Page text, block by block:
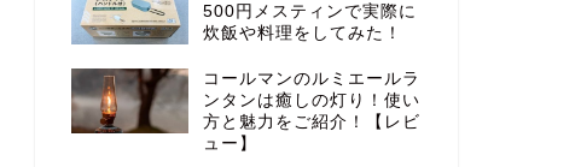
500円メスティンで実際に
炊飯や料理をしてみた！
コールマンのルミエールラ
ンタンは癒しの灯り！使い
方と魅力をご紹介！【レビ
ュー】